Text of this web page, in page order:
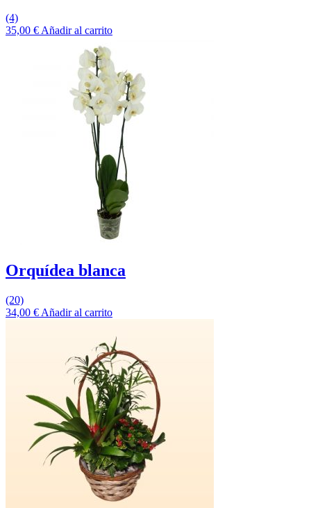
(4)
35,00 € Añadir al carrito
Orquídea blanca
(20)
34,00 € Añadir al carrito